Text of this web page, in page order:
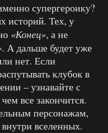
супергероику?
историй. Тех, у
«Конец», а не
. А дальше будет уже
нет. Если
клубок в
– узнавайте с
все закончится.
персонажам,
вселенных.